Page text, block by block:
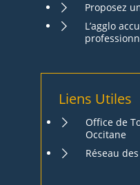
Proposez
L’agglo
Liens Utiles
Office de
Occitane
Réseau